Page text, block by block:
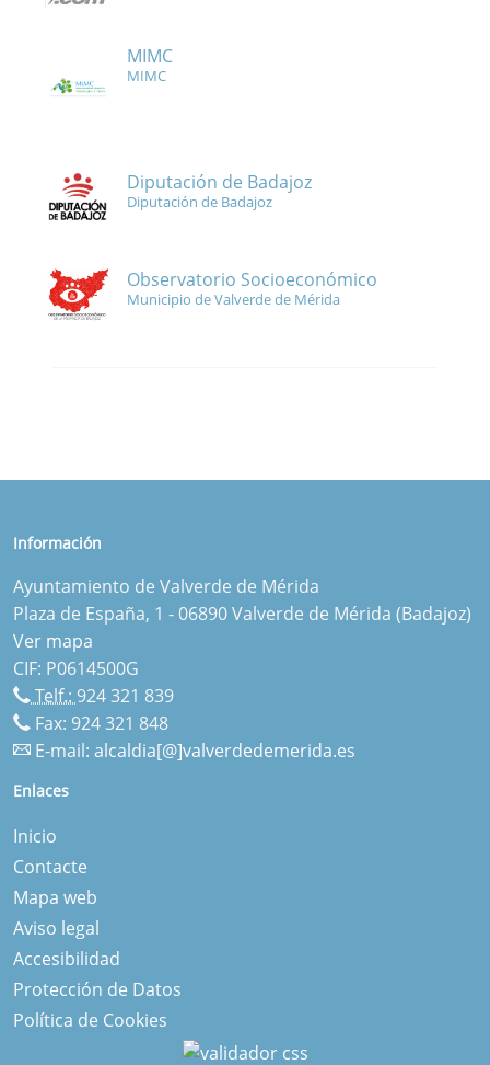
MIMC
MIMC
Diputación de Badajoz
Diputación de Badajoz
Observatorio Socioeconómico
Municipio de Valverde de Mérida
Información
Ayuntamiento de Valverde de Mérida
Plaza de España, 1 - 06890 Valverde de Mérida (Badajoz)
Ver mapa
CIF: P0614500G
Telf.: 924 321 839
Fax: 924 321 848
E-mail: alcaldia[@]valverdedemerida.es
Enlaces
Inicio
Contacte
Mapa web
Aviso legal
Accesibilidad
Protección de Datos
Política de Cookies